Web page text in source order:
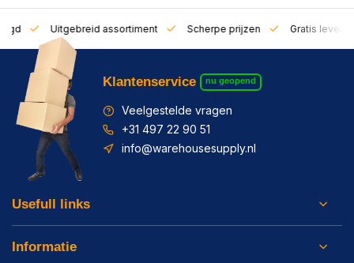
Uitgebreid assortiment Scherpe prijzen Gratis
Klantenservice nu geopend
Veelgestelde vragen
+31 497 22 90 51
info@warehousesupply.nl
Usefull links
Informatie